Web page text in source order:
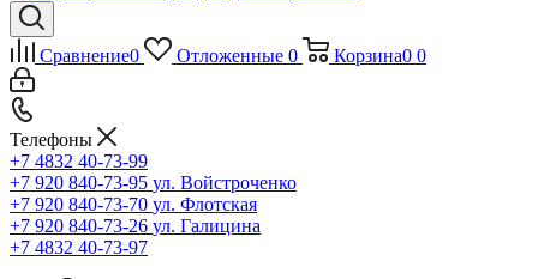
Сравнение0 Отложенные 0 Корзина0 0
Телефоны
+7 4832 40-73-99
+7 920 840-73-95 ул. Войстроченко
+7 920 840-73-70 ул. Флотская
+7 920 840-73-26 ул. Галицина
+7 4832 40-73-97